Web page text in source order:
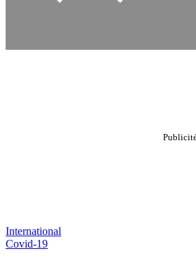
International
Covid-19